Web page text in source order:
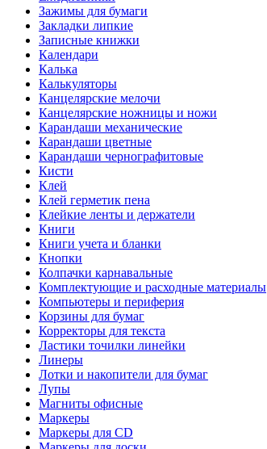
Зажимы для бумаги
Закладки липкие
Записные книжки
Календари
Калька
Калькуляторы
Канцелярские мелочи
Канцелярские ножницы и ножи
Карандаши механические
Карандаши цветные
Карандаши чернографитовые
Кисти
Клей
Клей герметик пена
Клейкие ленты и держатели
Книги
Книги учета и бланки
Кнопки
Колпачки карнавальные
Комплектующие и расходные материалы
Компьютеры и периферия
Корзины для бумаг
Корректоры для текста
Ластики точилки линейки
Линеры
Лотки и накопители для бумаг
Лупы
Магниты офисные
Маркеры
Маркеры для CD